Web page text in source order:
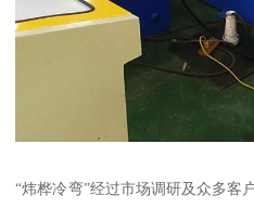
“炜桦冷弯”经过市场调研及众多客